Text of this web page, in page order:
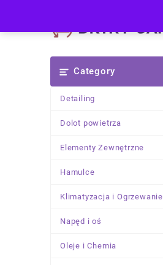
content
Category
Detailing
Dolot powietrza
Elementy Zewnętrzne
Hamulce
Klimatyzacja i Ogrzewanie
Napęd i oś
Oleje i Chemia